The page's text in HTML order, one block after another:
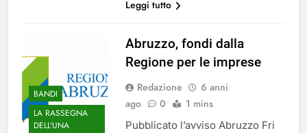
Leggi tutto
BANDI
LA RASSEGNA
DELL'UNA
Abruzzo, fondi dalla
Regione per le imprese
Redazione
6 anni
ago
0 1 mins
Pubblicato l’avviso Abruzzo Fri